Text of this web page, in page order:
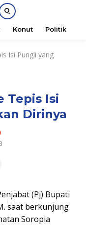
Konut Politik
Isi Pungli yang
Tepis Isi
Dirinya
(Pj) Bupati
saat berkunjung
Soropia